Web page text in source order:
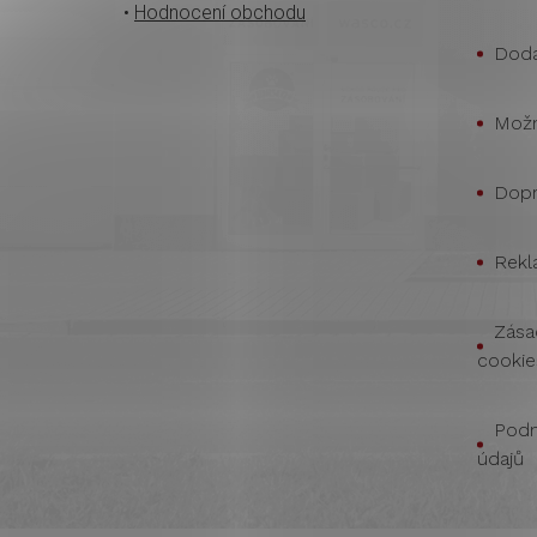
• Hodnocení obchodu
údajů